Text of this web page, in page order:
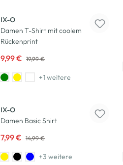
IX-O
Damen T-Shirt mit coolem
Rückenprint
9,99 € 19,99 €
+1 weitere
IX-O
Damen Basic Shirt
7,99 € 14,99 €
+3 weitere